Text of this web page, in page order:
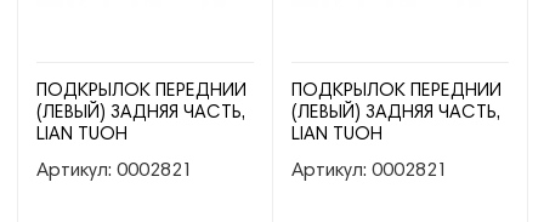
ПОДКРЫЛОК ПЕРЕДНИЙ
(ЛЕВЫЙ) ЗАДНЯЯ ЧАСТЬ,
LIAN TUOH
Артикул: 0002821
ПОДКРЫЛОК ПЕРЕДНИЙ
(ЛЕВЫЙ) ЗАДНЯЯ ЧАСТЬ,
LIAN TUOH
Артикул: 0002821